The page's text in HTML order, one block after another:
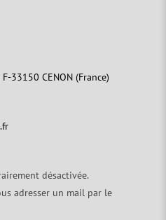
33150 CENON (France)
désactivée.
adresser un mail par le